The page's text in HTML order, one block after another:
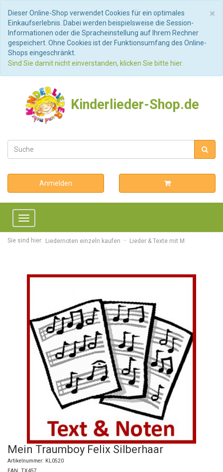
×
Dieser Online-Shop verwendet Cookies für ein optimales
Einkaufserlebnis. Dabei werden beispielsweise die Session-
Informationen oder die Spracheinstellung auf Ihrem Rechner
gespeichert. Ohne Cookies ist der Funktionsumfang des Online-
Shops eingeschränkt.
Sind Sie damit nicht einverstanden, klicken Sie bitte hier.
Kinderlieder-Shop.de
Anmelden
Toggle
navigation
Sie sind hier: Liedernoten einzeln kaufen Lieder & Texte mit M
Mein Traumboy Felix Silberhaar
Artikelnummer: KL0520